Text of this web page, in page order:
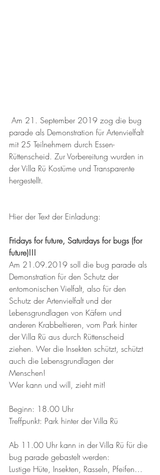
parade als Demonstration für Artenvielfalt
mit 25 Teilnehmern durch Essen-
Rüttenscheid. Zur Vorbereitung wurden in
der Villa Rü Kostüme und Transparente
hergestellt.
Hier der Text der Einladung:
Fridays for future, Saturdays for bugs (for
future)!!!
Am 21.09.2019 soll die bug parade als
Demonstration für den Schutz der
entomonischen Vielfalt, also für den
Schutz der Artenvielfalt und der
Lebensgrundlagen von Käfern und
anderen Krabbeltieren, vom Park hinter
der Villa Rü aus durch Rüttenscheid
ziehen. Wer die Insekten schützt, schützt
auch die Lebensgrundlagen der
Menschen!
Wer kann und will, zieht mit!
Beginn: 18.00 Uhr
Treffpunkt: Park hinter der Villa Rü
Ab 11.00 Uhr kann in der Villa Rü für die
bug parade gebastelt werden:
Lustige Hüte, Insekten, Rasseln, Pfeifen…